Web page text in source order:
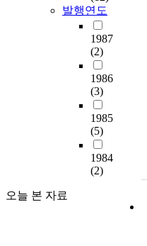
발행연도
1987
(2)
1986
(3)
1985
(5)
1984
(2)
오늘 본 자료